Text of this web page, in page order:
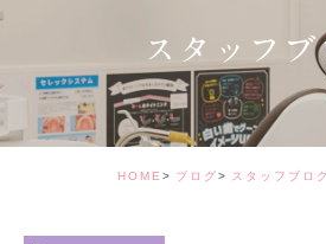
スタッフブ
HOME ブログ スタッフブロ